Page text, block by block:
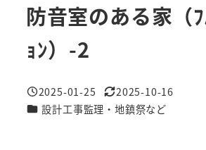
防音室のある家（
ｮﾝ）-2
投稿日
2025-01-25
更新日
2025-10-16
カテゴリー
設計工事監理・地鎮祭など